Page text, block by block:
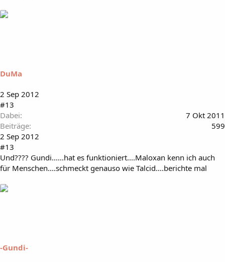
DuMa
2 Sep 2012
#13
Dabei
7 Okt 2011
Beiträge
599
2 Sep 2012
#13
Und???? Gundi......hat es funktioniert....Maloxan kenn ich auch
für Menschen....schmeckt genauso wie Talcid....berichte mal
-Gundi-